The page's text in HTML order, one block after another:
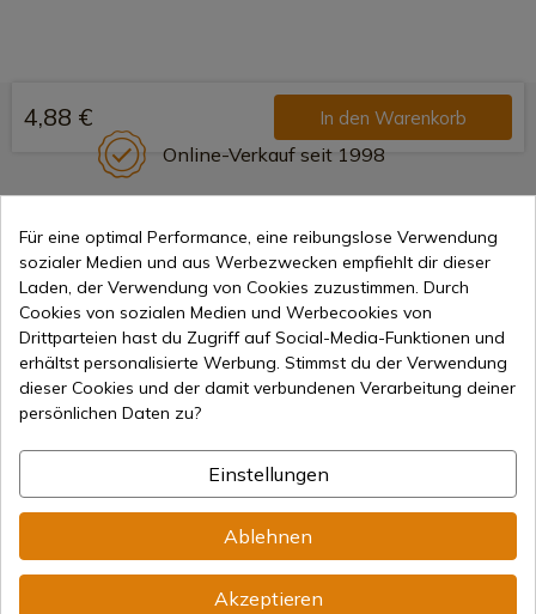
4,88 € In den Warenkorb
Online-Verkauf seit 1998
Sichere Zahlungsmethoden
Internationaler Versand
Information
info@aceros-de-hispania.com
Für eine optimal Performance, eine reibungslose Verwendung
sozialer Medien und aus Werbezwecken empfiehlt dir dieser
Laden, der Verwendung von Cookies zuzustimmen. Durch
Cookies von sozialen Medien und Werbecookies von
Drittparteien hast du Zugriff auf Social-Media-Funktionen und
erhältst personalisierte Werbung. Stimmst du der Verwendung
dieser Cookies und der damit verbundenen Verarbeitung deiner
persönlichen Daten zu?
Einstellungen
Ablehnen
Akzeptieren